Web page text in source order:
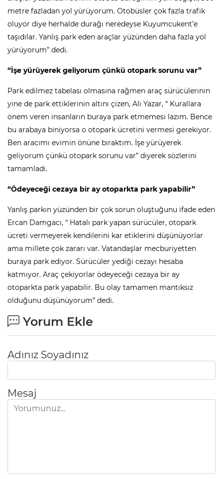
metre fazladan yol yürüyorum. Otobüsler çok fazla trafik
oluyor diye herhalde durağı neredeyse Kuyumcukent’e
taşıdılar. Yanlış park eden araçlar yüzünden daha fazla yol
yürüyorum” dedi.
“İşe yürüyerek geliyorum çünkü otopark sorunu var”
Park edilmez tabelası olmasına rağmen araç sürücülerinin
yine de park ettiklerinin altını çizen, Ali Yazar, “ Kurallara
önem veren insanların buraya park etmemesi lazım. Bence
bu arabaya biniyorsa o otopark ücretini vermesi gerekiyor.
Ben aracımı evimin önüne bıraktım. İşe yürüyerek
geliyorum çünkü otopark sorunu var” diyerek sözlerini
tamamladı.
“Ödeyeceği cezaya bir ay otoparkta park yapabilir”
Yanlış parkın yüzünden bir çok sorun oluştuğunu ifade eden
Ercan Damgacı, “ Hatalı park yapan sürücüler, otopark
ücreti vermeyerek kendilerini kar etiklerini düşünüyorlar
ama millete çok zararı var. Vatandaşlar mecburiyetten
buraya park ediyor. Sürücüler yediği cezayı hesaba
katmıyor. Araç çekiyorlar ödeyeceği cezaya bir ay
otoparkta park yapabilir. Bu olay tamamen mantıksız
olduğunu düşünüyorum” dedi.
Yorum Ekle
Adınız Soyadınız
Mesaj